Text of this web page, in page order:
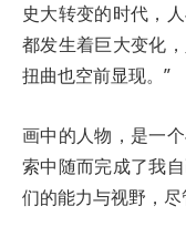
史大转变的时代，
都发生着巨大变化
扭曲也空前显现。”
画中的人物，是一
索中随而完成了我
们的能力与视野，尽